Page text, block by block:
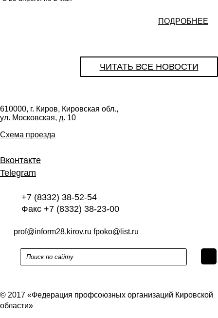
ПОДРОБНЕЕ
ЧИТАТЬ ВСЕ НОВОСТИ
610000, г. Киров, Кировская обл.,
ул. Московская, д. 10
Схема проезда
Вконтакте
Telegram
+7 (8332) 38-52-54
Факс +7 (8332) 38-23-00
prof@inform28.kirov.ru fpoko@list.ru
© 2017 «Федерация профсоюзных организаций Кировской
области»